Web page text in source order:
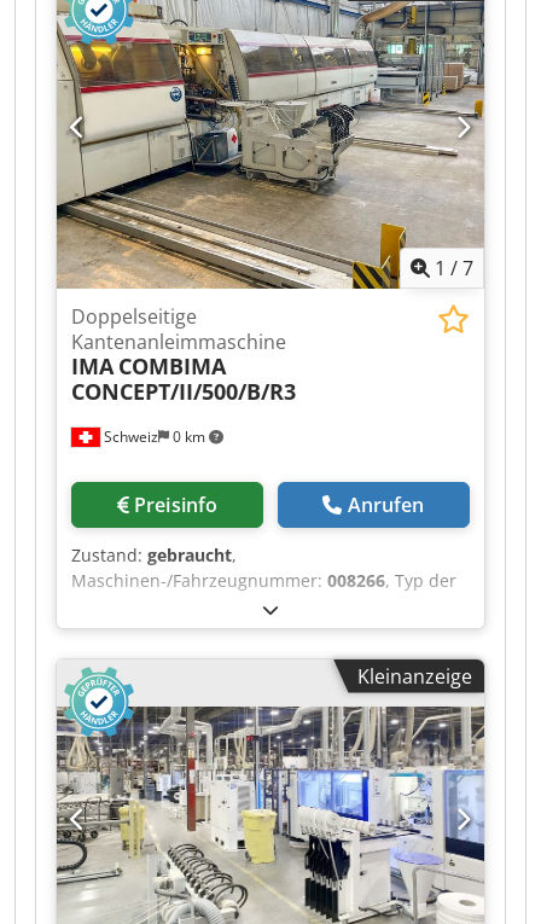
Hggefx Agpea Position 3: Doppelseitige
Kantenanleimmaschine IMA+BARGSTEDT+SAG-
COMBIMA/CONCEPT/II/500/B/R3 Position 4:
Plattenwender IMA+BARGSTEDT+SAG-
COMBIMA/CONCEPT/II/500/B/R3 Position 5:
Entlader IMA+BARGSTEDT+SAG-
COMBIMA/CONCEPT/II/500/B/R3
1 /7
Schweiz 0 km
Doppelseitige
Kantenanleimmaschine
IMA COMBIMA
CONCEPT/II/500/B/R3
Preisinfo Anrufen
Zustand: gebraucht,
Maschinen-/Fahrzeugnummer: 008266, Typ der
angebrachten Kante: dünne Kante, starke Kante
Klebesystem: EVA Multifunktionsaggregat: ja
Kantenleimmaschine: Maschine 1 u. 2 Max.
Breite des Paneels: 3000 mm Max.
Vortriebsgeschwindigkeit: 25 m/min Chodpjx A
Hfiefx Agpoa Arbeitsaggregate, rechte Seite: 9 nr
Arbeitsaggregate, linke Seite: 9 nr
Kleinanzeige